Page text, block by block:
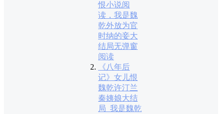
恨小说阅
读，我是魏
乾外放为官
时纳的妾大
结局无弹窗
阅读
《八年后
记》女儿恨
魏乾许汀兰
秦姨娘大结
局_我是魏乾